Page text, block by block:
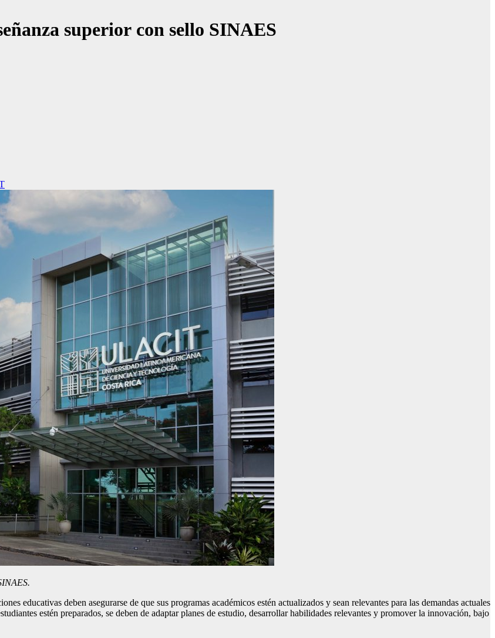
superior con sello SINAES
educativas deben asegurarse de que sus programas académicos estén actualizados y sean relevantes para las demandas actuales
estén preparados, se deben de adaptar planes de estudio, desarrollar habilidades relevantes y promover la innovación, bajo